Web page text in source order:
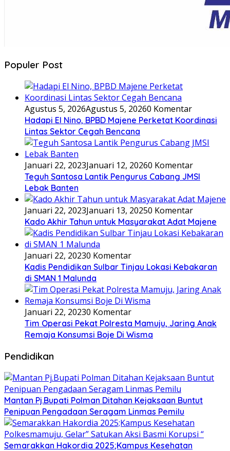
Populer Post
Agustus 5, 2026Agustus 5, 20260 Komentar
Hadapi El Nino, BPBD Majene Perketat Koordinasi
Lintas Sektor Cegah Bencana
Januari 22, 2023Januari 12, 20260 Komentar
Teguh Santosa Lantik Pengurus Cabang JMSI
Lebak Banten
Januari 22, 2023Januari 13, 20250 Komentar
Kado Akhir Tahun untuk Masyarakat Adat Majene
Januari 22, 20230 Komentar
Kadis Pendidikan Sulbar Tinjau Lokasi Kebakaran
di SMAN 1 Malunda
Januari 22, 20230 Komentar
Tim Operasi Pekat Polresta Mamuju, Jaring Anak
Remaja Konsumsi Boje Di Wisma
Pendidikan
Mantan Pj.Bupati Polman Ditahan Kejaksaan Buntut
Penipuan Pengadaan Seragam Linmas Pemilu
Semarakkan Hakordia 2025;Kampus Kesehatan